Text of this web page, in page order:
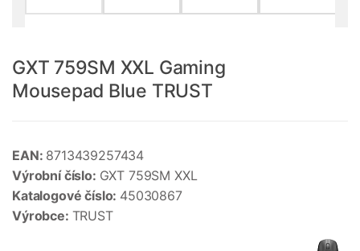
GXT 759SM XXL Gaming
Mousepad Blue TRUST
EAN: 8713439257434
Výrobní číslo: GXT 759SM XXL
Katalogové číslo: 45030867
Výrobce: TRUST